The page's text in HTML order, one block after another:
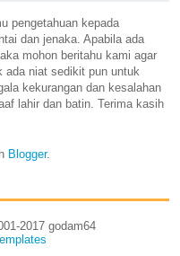
pengetahuan kepada
dan jenaka. Apabila ada
mohon beritahu kami agar
ada niat sedikit pun untuk
kekurangan dan kesalahan
lahir dan batin. Terima kasih
Blogger.
2017 godam64